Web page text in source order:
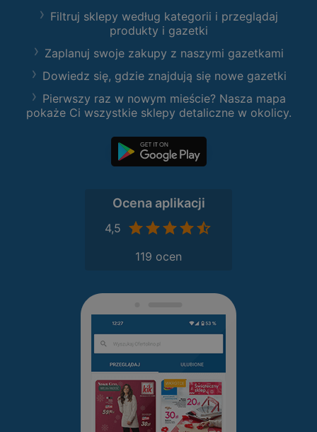
Filtruj sklepy według kategorii i przeglądaj
produkty i gazetki
Zaplanuj swoje zakupy z naszymi gazetkami
Dowiedz się, gdzie znajdują się nowe gazetki
Pierwszy raz w nowym mieście? Nasza mapa
pokaże Ci wszystkie sklepy detaliczne w okolicy.
Ocena aplikacji
4,5
119 ocen